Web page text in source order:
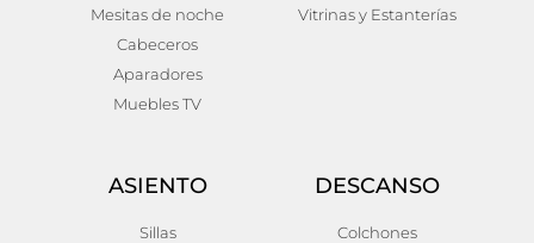
Mesitas de noche
Cabeceros
Aparadores
Muebles TV
Vitrinas y Estanterías
ASIENTO
Sillas
DESCANSO
Colchones